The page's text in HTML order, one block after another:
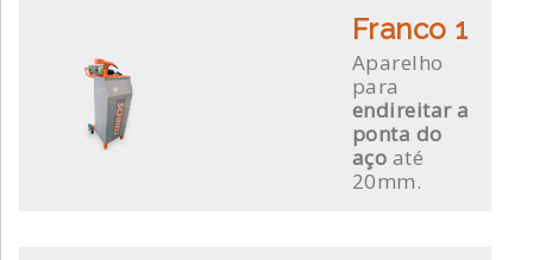
Franco 1
Aparelho
para
endireitar a
ponta do
aço até
20mm.